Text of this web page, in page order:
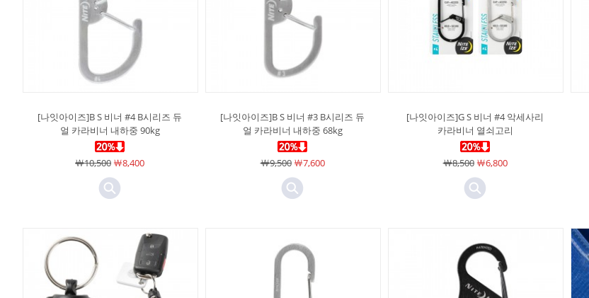
[나잇아이즈]B S 비너 #4 B시리즈 듀
얼 카라비너 내하중 90kg
￦10,500￦8,400
[나잇아이즈]B S 비너 #3 B시리즈 듀
얼 카라비너 내하중 68kg
￦9,500￦7,600
[나잇아이즈]G S 비너 #4 악세사리
카라비너 열쇠고리
￦8,500￦6,800